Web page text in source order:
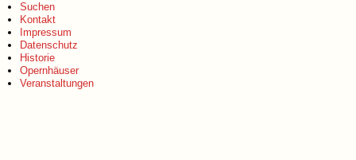
Suchen
Kontakt
Impressum
Datenschutz
Historie
Opernhäuser
Veranstaltungen